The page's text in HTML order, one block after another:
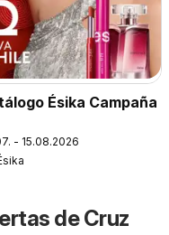
Ésika Campaña
- 15.08.2026
de Cruz